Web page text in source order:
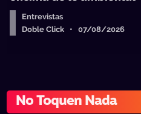
Entrevistas
Doble Click • 07/08/2026
No Toquen Nada